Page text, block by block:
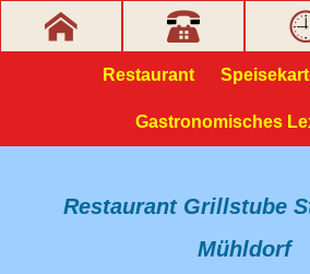
Restaurant
Gastronomisches
Restaurant Grillstube
Mühldorf